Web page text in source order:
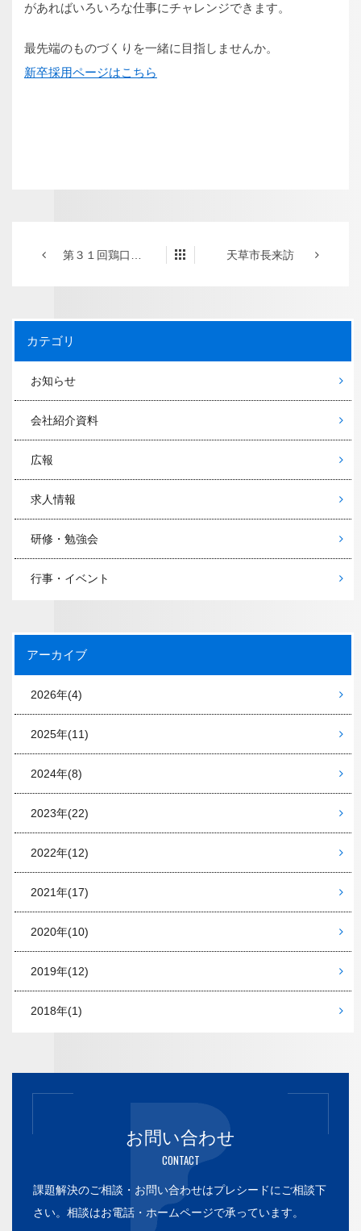
があればいろいろな仕事にチャレンジできます。
最先端のものづくりを一緒に目指しませんか。
新卒採用ページはこちら
第３１回鶏口会が開催されました。 天草市長来訪
カテゴリ
お知らせ
会社紹介資料
広報
求人情報
研修・勉強会
行事・イベント
アーカイブ
2026年(4)
2025年(11)
2024年(8)
2023年(22)
2022年(12)
2021年(17)
2020年(10)
2019年(12)
2018年(1)
お問い合わせ
CONTACT
課題解決のご相談・お問い合わせはプレシードにご相談下
さい。 相談はお電話・ホームページで承っています。